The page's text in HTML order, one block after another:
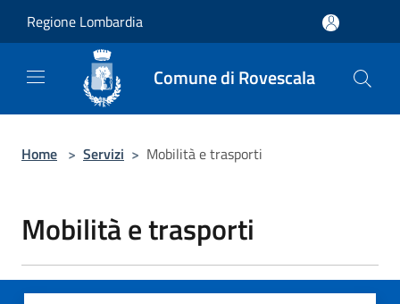
Regione Lombardia
Comune di Rovescala
Home > Servizi > Mobilità e trasporti
Mobilità e trasporti